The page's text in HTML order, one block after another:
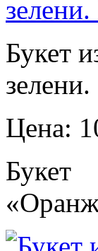
Букет
зелени.
Цена:
Букет